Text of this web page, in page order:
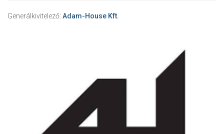
Generálkivitelező: Adam-House Kft.